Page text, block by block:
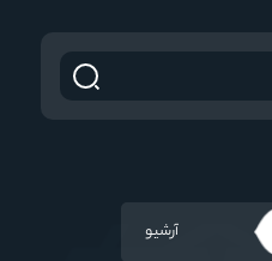
آرشیو